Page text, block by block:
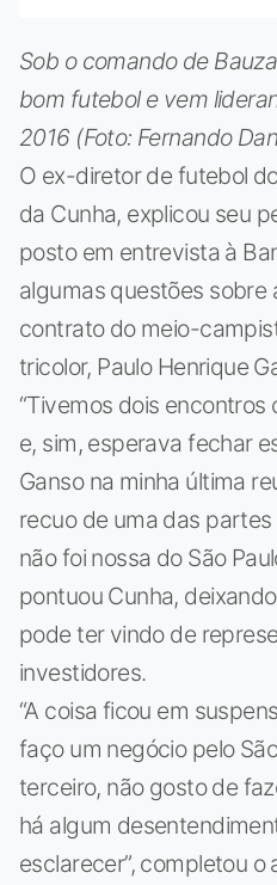
Sob o comando de
bom futebol e vem
2016 (Foto: Fernando
O ex-diretor de futebol
da Cunha, explicou seu
posto em entrevista à
algumas questões sobre
contrato do meio-
tricolor, Paulo Henrique
“Tivemos dois
e, sim, esperava fechar
Ganso na minha última
recuo de uma das
não foi nossa do São
pontuou Cunha,
pode ter vindo de
investidores.
“A coisa ficou em
faço um negócio pelo
terceiro, não gosto de
há algum
esclarecer”, completou o